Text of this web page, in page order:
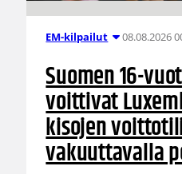
EM-kilpailut 08.08.2026
Suomen 16-
voittivat
kisojen
vakuuttavalla